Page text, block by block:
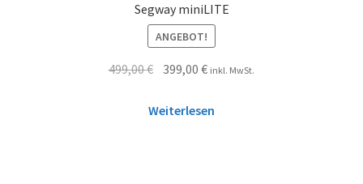
Segway miniLITE
ANGEBOT!
499,00€ 399,00€ inkl. MwSt.
Weiterlesen